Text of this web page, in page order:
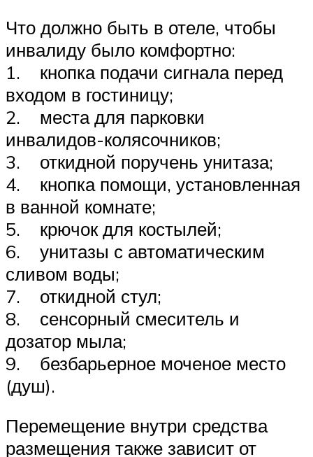
Что должно быть в отеле, чтобы
инвалиду было комфортно:
1. кнопка подачи сигнала перед
входом в гостиницу;
2. места для парковки
инвалидов-колясочников;
3. откидной поручень унитаза;
4. кнопка помощи, установленная
в ванной комнате;
5. крючок для костылей;
6. унитазы с автоматическим
сливом воды;
7. откидной стул;
8. сенсорный смеситель и
дозатор мыла;
9. безбарьерное моченое место
(душ).
Перемещение внутри средства
размещения также зависит от